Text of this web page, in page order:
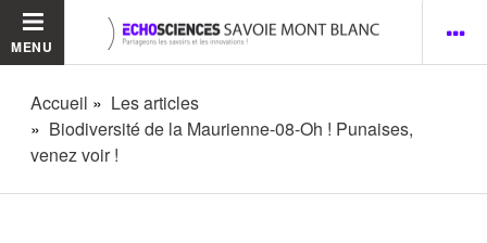
MENU
Accueil
Les articles
Biodiversité de la Maurienne-08-Oh ! Punaises,
venez voir !